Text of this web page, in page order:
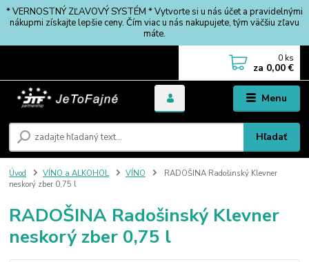
* VERNOSTNÝ ZĽAVOVÝ SYSTÉM * Vytvorte si u nás účet a pravidelnými
nákupmi získajte lepšie ceny. Čím viac u nás nakupujete, tým väčšiu zľavu
máte.
Menu
Hľadať
0 ks
za 0,00 €
Úvod VÍNO a ALKOHOL VÍNO
RADOŠINA Radošinský Klevner
neskorý zber 0,75 l
RADOŠINA Radošinský Klevner
neskorý zber 0,75 l